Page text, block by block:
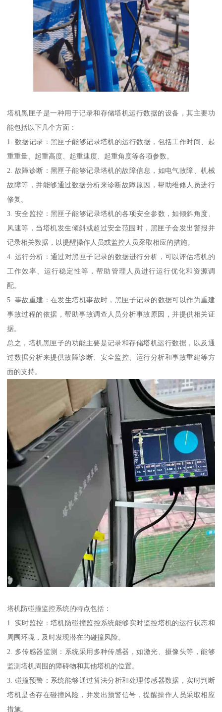
塔机黑匣子是一种用于记录和存储塔机运行数据的设备，其主要功
能包括以下几个方面：
1. 数据记录：黑匣子能够记录塔机的运行数据，包括工作时间、起
重重量、起重高度、起重速度、起重角度等各项参数。
2. 故障诊断：黑匣子能够记录塔机的故障信息，如电气故障、机械
故障等，并能够通过数据分析来诊断故障原因，帮助维修人员进行
修复。
3. 安全监控：黑匣子能够记录塔机的各项安全参数，如倾斜角度、
风速等，当塔机发生倾斜或超过安全范围时，黑匣子会发出警报并
记录相关数据，以提醒操作人员或监控人员采取相应的措施。
4. 运行分析：通过对黑匣子记录的数据进行分析，可以评估塔机的
工作效率、运行稳定性等，帮助管理人员进行运行优化和资源调
配。
5. 事故重建：在发生塔机事故时，黑匣子记录的数据可以作为重建
事故过程的依据，帮助事故调查人员分析事故原因，并提供相关证
据。
总之，塔机黑匣子的功能主要是记录和存储塔机运行数据，以及通
过数据分析来提供故障诊断、安全监控、运行分析和事故重建等方
面的支持。
塔机防碰撞监控系统的特点包括：
1. 实时监控：塔机防碰撞监控系统能够实时监控塔机的运行状态和
周围环境，及时发现潜在的碰撞风险。
2. 多传感器监测：系统采用多种传感器，如激光、摄像头等，能够
监测塔机周围的障碍物和其他塔机的位置。
3. 碰撞预警：系统能够通过算法分析和处理传感器数据，实时判断
塔机是否存在碰撞风险，并发出预警信号，提醒操作人员采取相应
措施。